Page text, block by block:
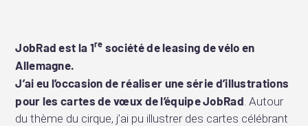
JobRad est la 1re société de leasing de vélo en
Allemagne.
J’ai eu l’occasion de réaliser une série d’illustrations
pour les cartes de vœux de l’équipe JobRad . Autour
du thème du cirque, j’ai pu illustrer des cartes célébrant